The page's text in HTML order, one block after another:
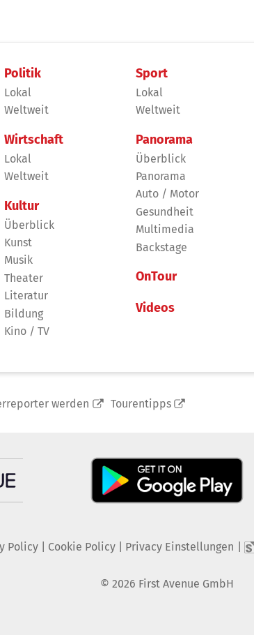
Politik
Lokal
Weltweit
Wirtschaft
Lokal
Weltweit
Kultur
Überblick
Kunst
Musik
Theater
Literatur
Bildung
Kino / TV
Sport
Lokal
Weltweit
Panorama
Überblick
Panorama
Auto / Motor
Gesundheit
Multimedia
Backstage
OnTour
Videos
werden Tourentipps
Policy| Cookie Policy| Privacy Einstellungen
© 2026 First Avenue GmbH